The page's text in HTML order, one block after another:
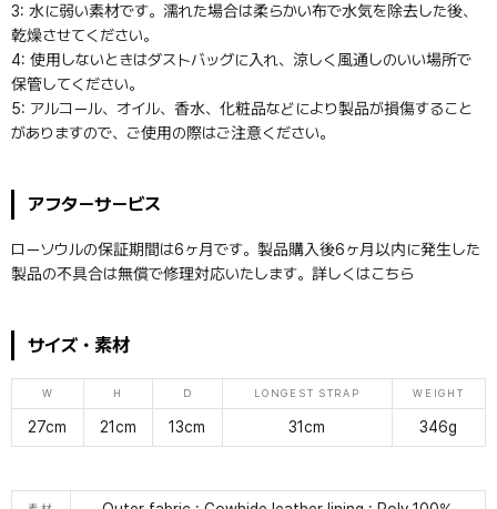
3: 水に弱い素材です。濡れた場合は柔らかい布で水気を除去した後、
乾燥させてください。
4: 使用しないときはダストバッグに入れ、涼しく風通しのいい場所で
保管してください。
5: アルコール、オイル、香水、化粧品などにより製品が損傷すること
がありますので、ご使用の際はご注意ください。
アフターサービス
ローソウルの保証期間は6ヶ月です。製品購入後6ヶ月以内に発生した
製品の不具合は無償で修理対応いたします。詳しくはこちら
サイズ・素材
W H D LONGEST STRAP WEIGHT
27cm 21cm 13cm 31cm 346g